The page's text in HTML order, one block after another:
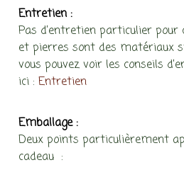
Entretien :
Pas d’entretien particulier pour
et pierres sont des matériaux
vous pouvez voir les conseils
ici :Entretien
Emballage :
Deux points particulièrement
cadeau :